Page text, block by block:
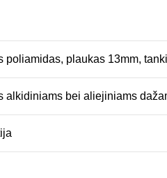
poliamidas, plaukas 13mm,
alkidiniams bei aliejiniams